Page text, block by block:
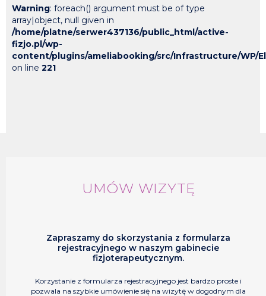
Warning: foreach() argument must be of type
array|object, null given in
/home/platne/serwer437136/public_html/active-
fizjo.pl/wp-
content/plugins/ameliabooking/src/Infrastructure/WP/
on line 221
UMÓW WIZYTĘ
Zapraszamy do skorzystania z formularza
rejestracyjnego w naszym gabinecie
fizjoterapeutycznym.
Korzystanie z formularza rejestracyjnego jest bardzo proste i
pozwala na szybkie umówienie się na wizytę w dogodnym dla